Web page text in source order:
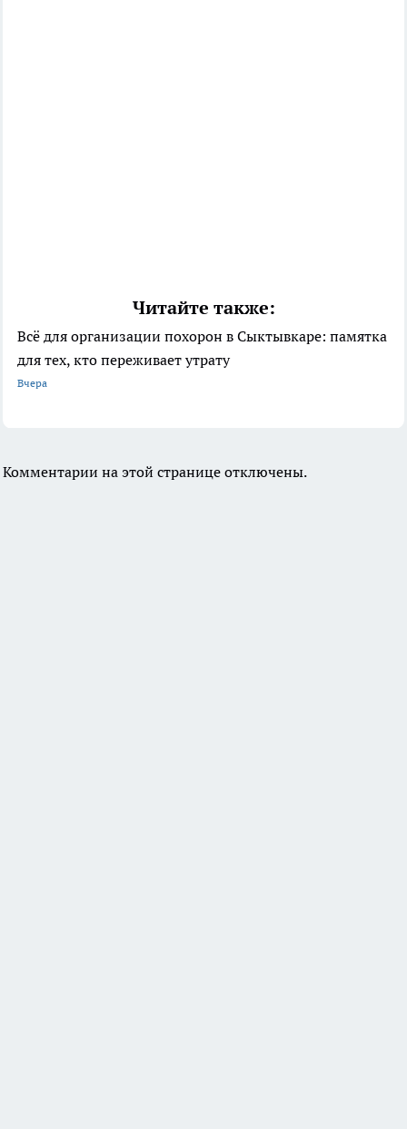
Читайте также:
Всё для организации похорон в Сыктывкаре: памятка
для тех, кто переживает утрату
Вчера
Комментарии на этой странице отключены.